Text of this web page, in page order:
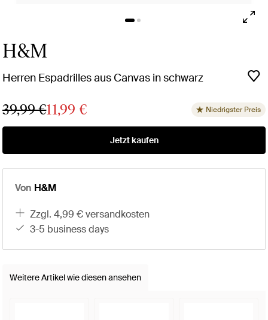
H&M
Herren Espadrilles aus Canvas in schwarz
39,99 €11,99 € Niedrigster Preis
Jetzt kaufen
Von H&M
zzgl. 4,99 € versandkosten
3-5 business days
Weitere Artikel wie diesen ansehen